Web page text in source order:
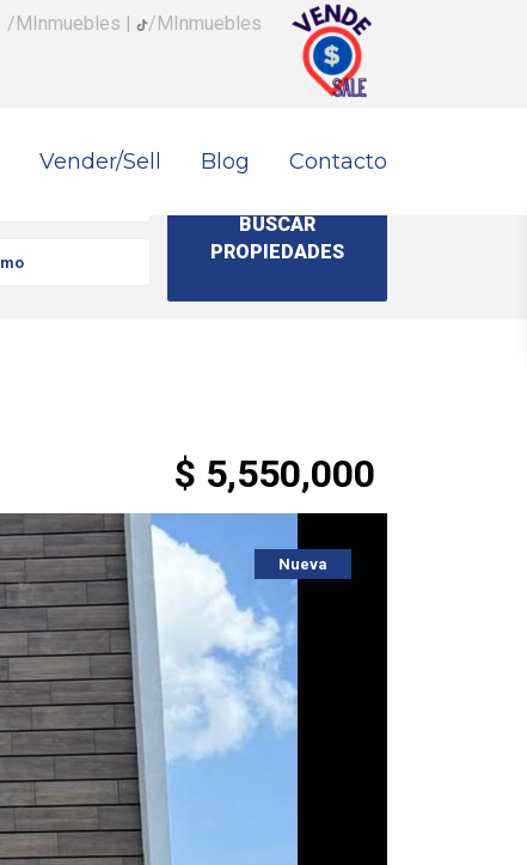
/MInmuebles | /MInmuebles
Vender/Sell Blog Contacto
$ 5,550,000
Nueva